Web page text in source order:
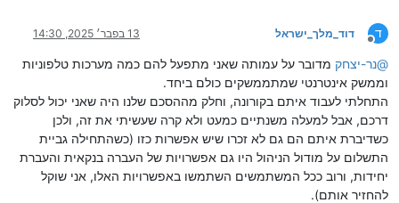
ד
מנותק
דוד_מלך_ישראל 13 בפבר׳ 2025, 14:30
@נר-יצחק מדובר על עמותה שאני מתפעל להם כמה מערכות טלפוניות
וממשק אינטרנטי שמתממשקים כולם ביחד.
התחלתי לעבוד איתם בקורונה, וחלק מההסכם שלנו היה שאני יכול לסלוק
דרכם, אבל למעלה משנתיים כמעט ולא קרה שעשיתי את זה, ולכן
כשדיברת איתם הם גם לא זכרו שיש אפשרות כזו (כשהתחילה גביית
התשלום על מודול הניהול היו גם אפשרויות של העברה בנקאית והעברת
יחידות, ורוב ככל המשתמשים השתמשו באפשרויות האלו, אני שוקל
להחזיר אותם).